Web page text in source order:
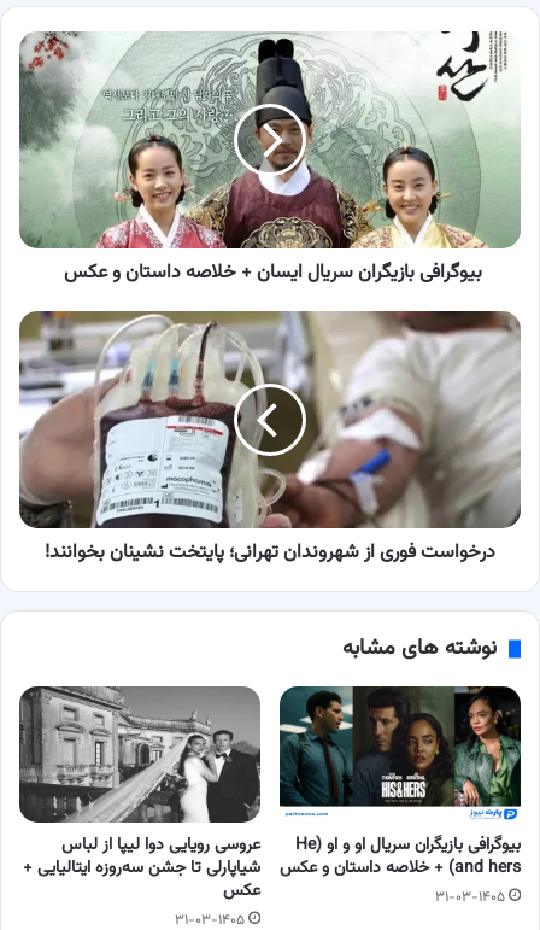
بیوگرافی
بازیگران
ایسان
خلاصه
داستان
عکس
بیوگرافی بازیگران سریال ایسان + خلاصه داستان و عکس
درخواست
فوری
از
شهروندان
تهرانی؛
پایتخت
نشینان
بخوانند!
درخواست فوری از شهروندان تهرانی؛ پایتخت نشینان بخوانند!
نوشته های مشابه
بیوگرافی بازیگران سریال او و او (He
and hers) + خلاصه داستان و عکس
۳۱-۰۳-۱۴۰۵
عروسی رویایی دوا لیپا از لباس
شیاپارلی تا جشن سه‌روزه ایتالیایی +
عکس
۳۱-۰۳-۱۴۰۵